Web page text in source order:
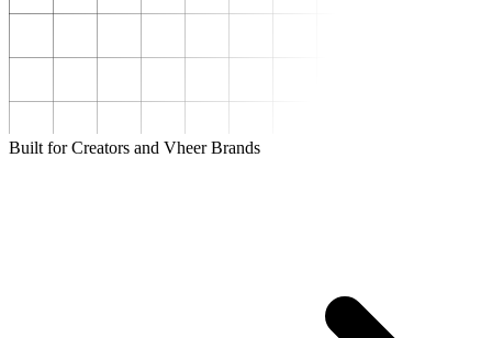
Built for Creators and Vheer Brands